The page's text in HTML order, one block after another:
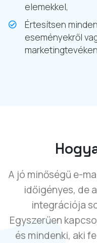
elemekkel,
Értesítsen
eseményekről
A jó minőségű e-
időigényes, de
integrációja
Egyszerűen
és mindenki, aki